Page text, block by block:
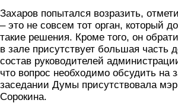
Захаров попытался возразить,
– это не совсем тот орган, который
такие решения. Кроме того, он
в зале присутствует большая часть
состав руководителей
что вопрос необходимо обсудить на
заседании Думы присутствовала
Сорокина.